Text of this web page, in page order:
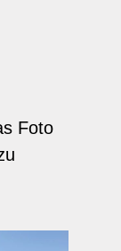
Foto